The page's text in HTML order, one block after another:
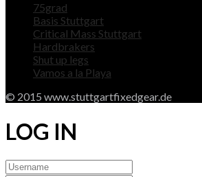
75grad
Basis Stuttgart
Critical Mass Stuttgart
Hardbrakers
Shut up legs
Vamos a la Playa
© 2015 www.stuttgartfixedgear.de
LOG IN